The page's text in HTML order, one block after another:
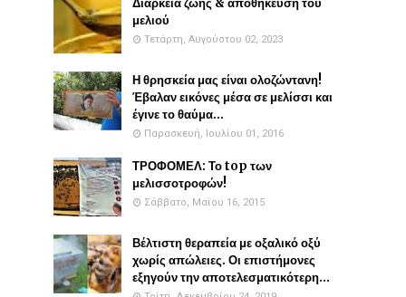
Διάρκεια ζωής & αποθήκευση του
μελιού
Τετάρτη, Αυγούστου 02, 2023
Η θρησκεία μας είναι ολοζώντανη!
Έβαλαν εικόνες μέσα σε μελίσσι και
έγινε το θαύμα...
Παρασκευή, Ιουλίου 01, 2016
ΤΡΟΦΟΜΕΛ: Το top των
μελισσοτροφών!
Σάββατο, Μαΐου 16, 2015
Βέλτιστη θεραπεία με οξαλικό οξύ
χωρίς απώλειες. Οι επιστήμονες
εξηγούν την αποτελεσματικότερη...